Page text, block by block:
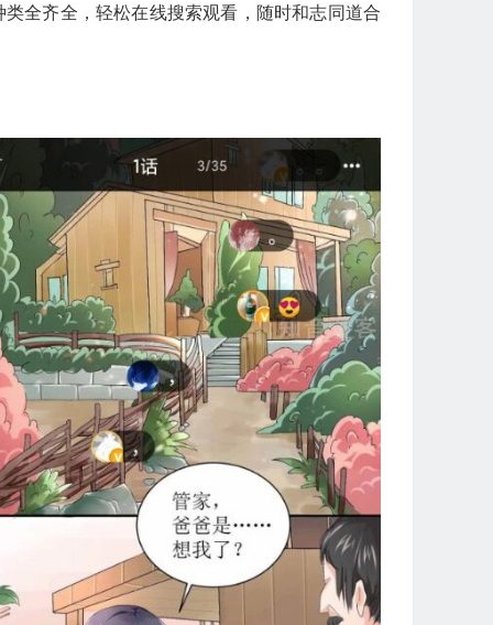
全齐全，轻松在线搜索观看，随时和志同道合